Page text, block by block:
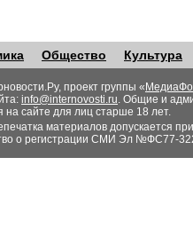
Общество Культура
проект группы «
info@internovosti.ru. Общие и
сайте для лиц старше 18 лет.
материалов допускается
о регистрации СМИ Эл №ФС77-